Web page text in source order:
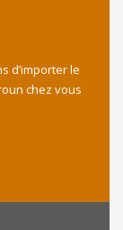
d’importer le
chez vous